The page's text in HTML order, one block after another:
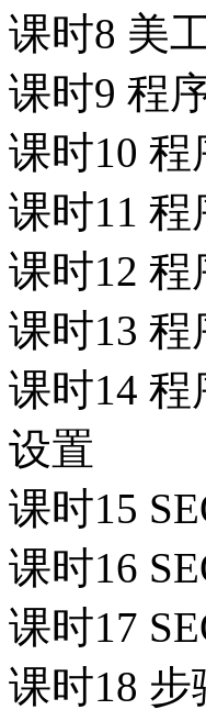
课时8 美
课时9 程
课时10
课时11
课时12 程
课时13
课时14 程
设置
课时15
课时16
课时17
课时18 步